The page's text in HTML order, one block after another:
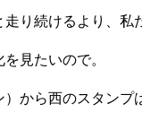
り続けるより、私
見たいので。
）から西のスタンプ